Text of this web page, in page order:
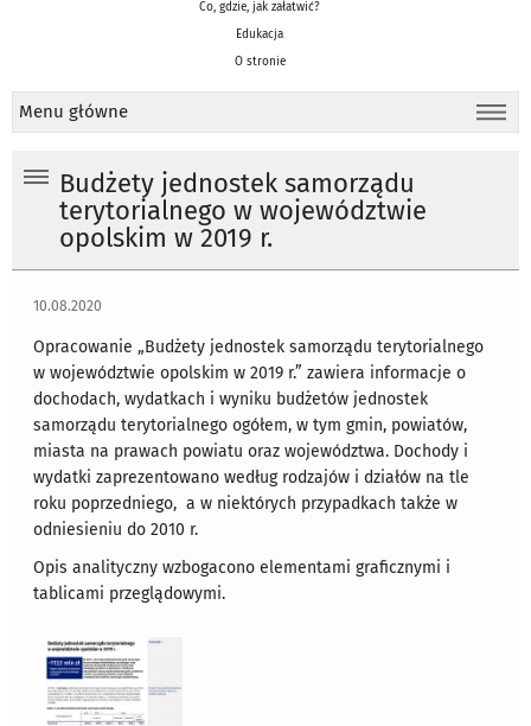
Co, gdzie, jak załatwić?
Edukacja
O stronie
Menu główne
Budżety jednostek samorządu
terytorialnego w województwie
opolskim w 2019 r.
10.08.2020
Opracowanie „Budżety jednostek samorządu terytorialnego
w województwie opolskim w 2019 r.” zawiera informacje o
dochodach, wydatkach i wyniku budżetów jednostek
samorządu terytorialnego ogółem, w tym gmin, powiatów,
miasta na prawach powiatu oraz województwa. Dochody i
wydatki zaprezentowano według rodzajów i działów na tle
roku poprzedniego, a w niektórych przypadkach także w
odniesieniu do 2010 r.
Opis analityczny wzbogacono elementami graficznymi i
tablicami przeglądowymi.